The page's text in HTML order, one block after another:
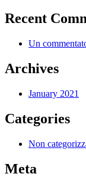
Recent
Un
Archives
January 2021
Categories
Non
Meta